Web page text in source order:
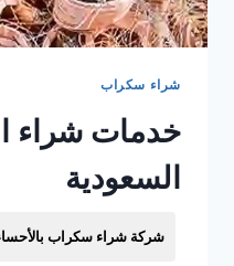
شراء سكراب
خدمات شراء
السعودية
شركة شراء سكراب